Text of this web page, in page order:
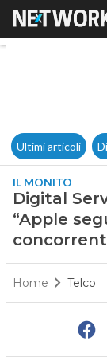
Ultimi articoli
IL MONITO
Digital
“Apple
Home Telco